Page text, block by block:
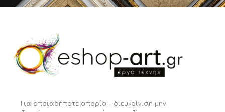
Για οποιαδήποτε απορία – διευκρίνιση μην